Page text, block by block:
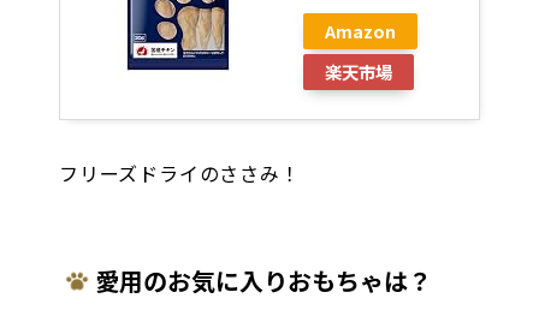
Amazon
楽天市場
フリーズドライのささみ！
愛用のお気に入りおもちゃは？